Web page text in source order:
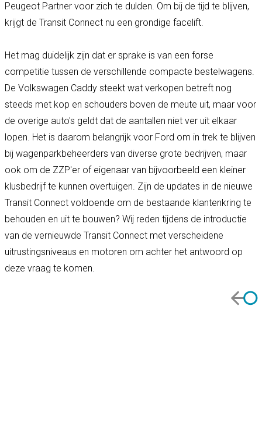
Peugeot Partner voor zich te dulden. Om bij de tijd te blijven,
krijgt de Transit Connect nu een grondige facelift.
Het mag duidelijk zijn dat er sprake is van een forse
competitie tussen de verschillende compacte bestelwagens.
De Volkswagen Caddy steekt wat verkopen betreft nog
steeds met kop en schouders boven de meute uit, maar voor
de overige auto's geldt dat de aantallen niet ver uit elkaar
lopen. Het is daarom belangrijk voor Ford om in trek te blijven
bij wagenparkbeheerders van diverse grote bedrijven, maar
ook om de ZZP'er of eigenaar van bijvoorbeeld een kleiner
klusbedrijf te kunnen overtuigen. Zijn de updates in de nieuwe
Transit Connect voldoende om de bestaande klantenkring te
behouden en uit te bouwen? Wij reden tijdens de introductie
van de vernieuwde Transit Connect met verscheidene
uitrustingsniveaus en motoren om achter het antwoord op
deze vraag te komen.